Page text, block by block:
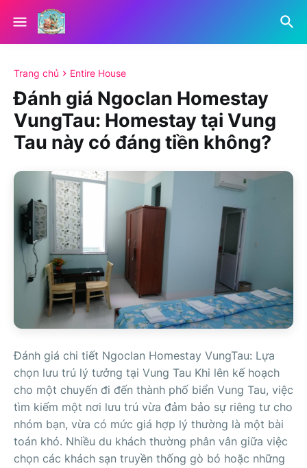
Trang chủ Entire House
Đánh giá Ngoclan Homestay
VungTau: Homestay tại Vung
Tau này có đáng tiền không?
Đánh giá chi tiết Ngoclan Homestay VungTau: Lựa
chọn lưu trú lý tưởng tại Vung Tau Khi lên kế hoạch
cho một chuyến đi đến thành phố biển Vung Tau, việc
tìm kiếm một nơi lưu trú vừa đảm bảo sự riêng tư cho
nhóm bạn, vừa có mức giá hợp lý thường là một bài
toán khó. Nhiều du khách thường phân vân giữa việc
chọn các khách sạn truyền thống gò bó hoặc những